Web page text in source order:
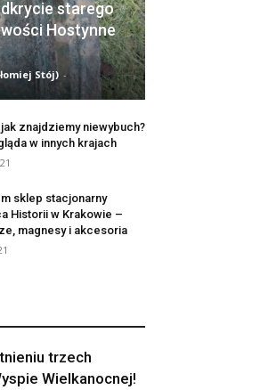
starego
Hostynne
Stój) -
znajdziemy niewybuch?
w innych krajach
sklep stacjonarny
Historii w Krakowie –
magnesy i akcesoria
trzech
Wielkanocnej!